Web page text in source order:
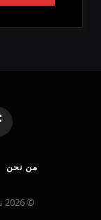
من نحن
© 2026 تصميم وتنفيذ